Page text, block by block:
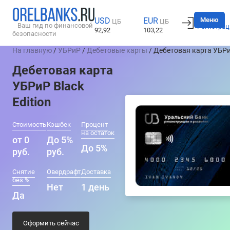
Ваш гид по финансовой
безопасности
USD ЦБ
92,92
EUR ЦБ
103,22
Вход
Меню
На главную /УБРиР / Дебетовые карты / Дебетовая карта
Дебетовая карта
УБРиР Black
Edition
Стоимость
от 0
руб.
Кэшбек
До 5%
руб.
Процент
на остаток
До 5%
Снятие
без %
Да
Овердрафт
Нет
Доставка
1 день
Оформить сейчас